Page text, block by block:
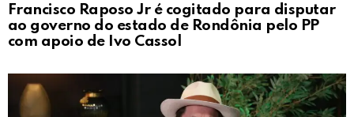
Francisco Raposo Jr é cogitado para disputar
ao governo do estado de Rondônia pelo PP
com apoio de Ivo Cassol